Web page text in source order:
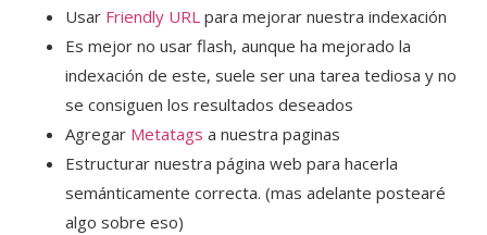
Usar Friendly URL para mejorar nuestra indexación
Es mejor no usar flash, aunque ha mejorado la
indexación de este, suele ser una tarea tediosa y no
se consiguen los resultados deseados
Agregar Metatags a nuestra paginas
Estructurar nuestra página web para hacerla
semánticamente correcta. (mas adelante postearé
algo sobre eso)